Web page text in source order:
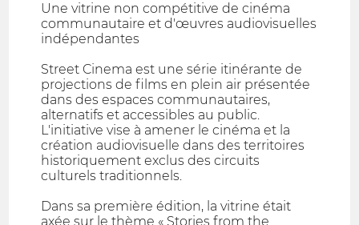
Une vitrine non compétitive de cinéma
communautaire et d'œuvres audiovisuelles
indépendantes
Street Cinema est une série itinérante de
projections de films en plein air présentée
dans des espaces communautaires,
alternatifs et accessibles au public.
L'initiative vise à amener le cinéma et la
création audiovisuelle dans des territoires
historiquement exclus des circuits
culturels traditionnels.
Dans sa première édition, la vitrine était
axée sur le thème « Stories from the